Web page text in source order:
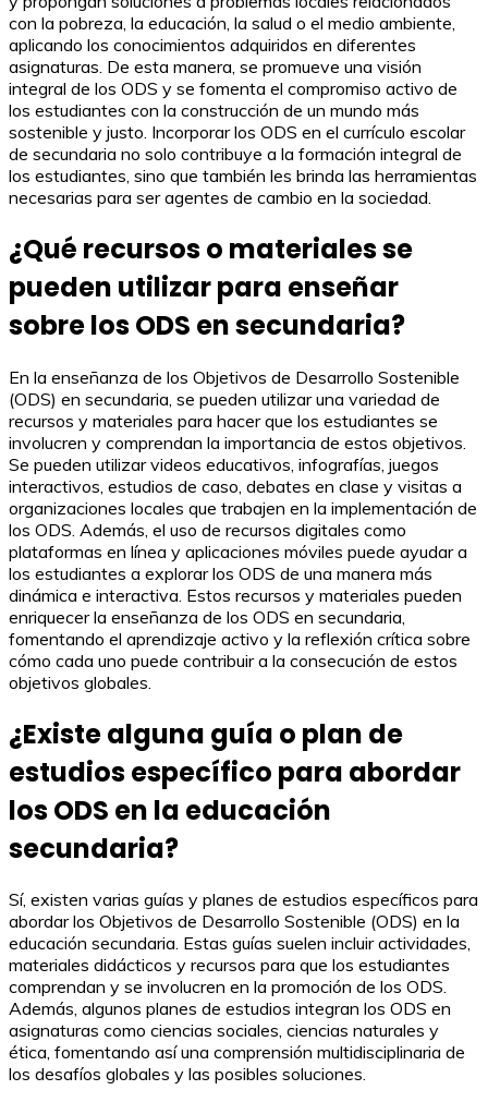
con la pobreza, la educación, la salud o el medio ambiente,
aplicando los conocimientos adquiridos en diferentes
asignaturas. De esta manera, se promueve una visión
integral de los ODS y se fomenta el compromiso activo de
los estudiantes con la construcción de un mundo más
sostenible y justo. Incorporar los ODS en el currículo escolar
de secundaria no solo contribuye a la formación integral de
los estudiantes, sino que también les brinda las herramientas
necesarias para ser agentes de cambio en la sociedad.
¿Qué recursos o materiales se
pueden utilizar para enseñar
sobre los ODS en secundaria?
En la enseñanza de los Objetivos de Desarrollo Sostenible
(ODS) en secundaria, se pueden utilizar una variedad de
recursos y materiales para hacer que los estudiantes se
involucren y comprendan la importancia de estos objetivos.
Se pueden utilizar videos educativos, infografías, juegos
interactivos, estudios de caso, debates en clase y visitas a
organizaciones locales que trabajen en la implementación de
los ODS. Además, el uso de recursos digitales como
plataformas en línea y aplicaciones móviles puede ayudar a
los estudiantes a explorar los ODS de una manera más
dinámica e interactiva. Estos recursos y materiales pueden
enriquecer la enseñanza de los ODS en secundaria,
fomentando el aprendizaje activo y la reflexión crítica sobre
cómo cada uno puede contribuir a la consecución de estos
objetivos globales.
¿Existe alguna guía o plan de
estudios específico para abordar
los ODS en la educación
secundaria?
Sí, existen varias guías y planes de estudios específicos para
abordar los Objetivos de Desarrollo Sostenible (ODS) en la
educación secundaria. Estas guías suelen incluir actividades,
materiales didácticos y recursos para que los estudiantes
comprendan y se involucren en la promoción de los ODS.
Además, algunos planes de estudios integran los ODS en
asignaturas como ciencias sociales, ciencias naturales y
ética, fomentando así una comprensión multidisciplinaria de
los desafíos globales y las posibles soluciones.